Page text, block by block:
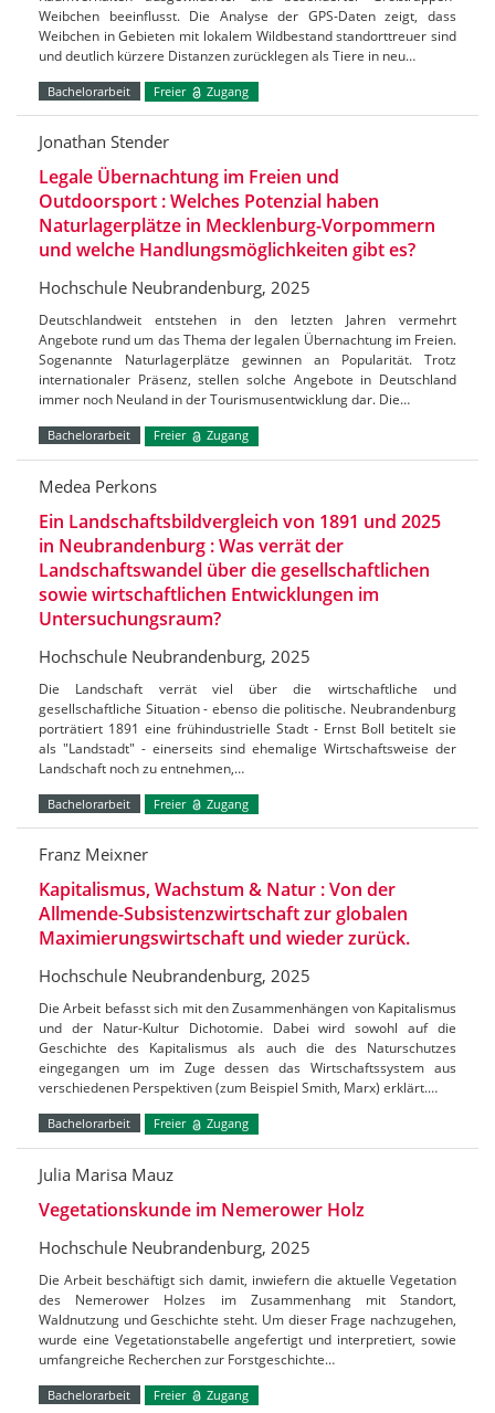
Weibchen beeinflusst. Die Analyse der GPS-Daten zeigt, dass
Weibchen in Gebieten mit lokalem Wildbestand standorttreuer sind
und deutlich kürzere Distanzen zurücklegen als Tiere in neu…
Bachelorarbeit Freier Zugang
Jonathan Stender
Legale Übernachtung im Freien und
Outdoorsport : Welches Potenzial haben
Naturlagerplätze in Mecklenburg-Vorpommern
und welche Handlungsmöglichkeiten gibt es?
Hochschule Neubrandenburg, 2025
Deutschlandweit entstehen in den letzten Jahren vermehrt
Angebote rund um das Thema der legalen Übernachtung im Freien.
Sogenannte Naturlagerplätze gewinnen an Popularität. Trotz
internationaler Präsenz, stellen solche Angebote in Deutschland
immer noch Neuland in der Tourismusentwicklung dar. Die…
Bachelorarbeit Freier Zugang
Medea Perkons
Ein Landschaftsbildvergleich von 1891 und 2025
in Neubrandenburg : Was verrät der
Landschaftswandel über die gesellschaftlichen
sowie wirtschaftlichen Entwicklungen im
Untersuchungsraum?
Hochschule Neubrandenburg, 2025
Die Landschaft verrät viel über die wirtschaftliche und
gesellschaftliche Situation - ebenso die politische. Neubrandenburg
porträtiert 1891 eine frühindustrielle Stadt - Ernst Boll betitelt sie
als "Landstadt" - einerseits sind ehemalige Wirtschaftsweise der
Landschaft noch zu entnehmen,…
Bachelorarbeit Freier Zugang
Franz Meixner
Kapitalismus, Wachstum & Natur : Von der
Allmende-Subsistenzwirtschaft zur globalen
Maximierungswirtschaft und wieder zurück.
Hochschule Neubrandenburg, 2025
Die Arbeit befasst sich mit den Zusammenhängen von Kapitalismus
und der Natur-Kultur Dichotomie. Dabei wird sowohl auf die
Geschichte des Kapitalismus als auch die des Naturschutzes
eingegangen um im Zuge dessen das Wirtschaftssystem aus
verschiedenen Perspektiven (zum Beispiel Smith, Marx) erklärt.…
Bachelorarbeit Freier Zugang
Julia Marisa Mauz
Vegetationskunde im Nemerower Holz
Hochschule Neubrandenburg, 2025
Die Arbeit beschäftigt sich damit, inwiefern die aktuelle Vegetation
des Nemerower Holzes im Zusammenhang mit Standort,
Waldnutzung und Geschichte steht. Um dieser Frage nachzugehen,
wurde eine Vegetationstabelle angefertigt und interpretiert, sowie
umfangreiche Recherchen zur Forstgeschichte…
Bachelorarbeit Freier Zugang